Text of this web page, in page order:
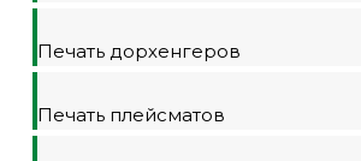
Печать дорхенгеров
Печать плейсматов